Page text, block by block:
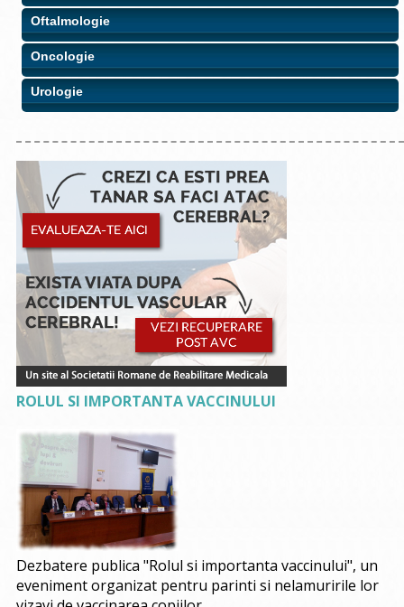
Oftalmologie
Oncologie
Urologie
ROLUL SI IMPORTANTA VACCINULUI
Dezbatere publica "Rolul si importanta vaccinului", un
eveniment organizat pentru parinti si nelamuririle lor